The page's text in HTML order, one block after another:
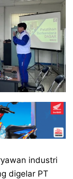
industri
digelar PT